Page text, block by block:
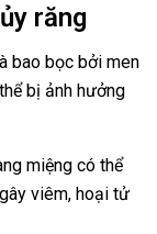
răng
bao bọc bởi men
bị ảnh hưởng
miệng có thể
viêm, hoại tử